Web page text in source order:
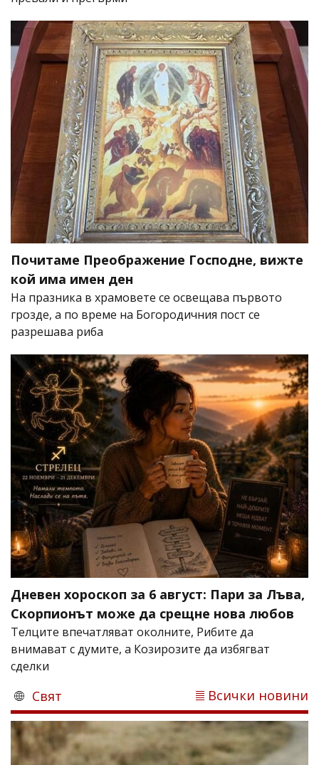
Почитаме Преображение Господне, вижте
кой има имен ден
На празника в храмовете се освещава първото
грозде, а по време на Богородичния пост се
разрешава риба
Дневен хороскоп за 6 август: Пари за Лъва,
Скорпионът може да срещне нова любов
Телците впечатляват околните, Рибите да
внимават с думите, а Козирозите да избягват
сделки
Свят Всички новини